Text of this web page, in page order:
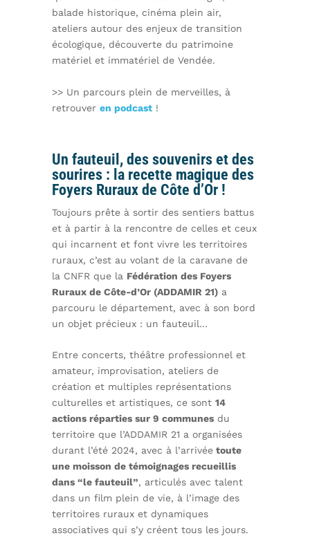
balade historique, cinéma plein air,
ateliers autour des enjeux de transition
écologique, découverte du patrimoine
matériel et immatériel de Vendée.
>> Un parcours plein de merveilles, à
retrouver en podcast!
Un fauteuil, des souvenirs et des
sourires : la recette magique des
Foyers Ruraux de Côte d’Or !
Toujours prête à sortir des sentiers battus
et à partir à la rencontre de celles et ceux
qui incarnent et font vivre les territoires
ruraux, c’est au volant de la caravane de
la CNFR que la Fédération des Foyers
Ruraux de Côte-d’Or (ADDAMIR 21)a
parcouru le département, avec à son bord
un objet précieux : un fauteuil…
Entre concerts, théâtre professionnel et
amateur, improvisation, ateliers de
création et multiples représentations
culturelles et artistiques, ce sont 14
actions réparties sur 9 communesdu
territoire que l’ADDAMIR 21 a organisées
durant l’été 2024, avec à l’arrivéetoute
une moisson de témoignages recueillis
dans “le fauteuil”, articulés avec talent
dans un film plein de vie, à l’image des
territoires ruraux et dynamiques
associatives qui s’y créent tous les jours.